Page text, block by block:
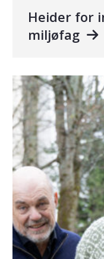
Heider for
miljøfag